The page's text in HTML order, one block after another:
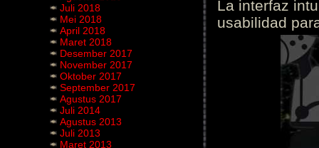
Juli 2018
Mei 2018
April 2018
Maret 2018
Desember 2017
November 2017
Oktober 2017
September 2017
Agustus 2017
Juli 2014
Agustus 2013
Juli 2013
Maret 2013
La interfaz
usabilidad